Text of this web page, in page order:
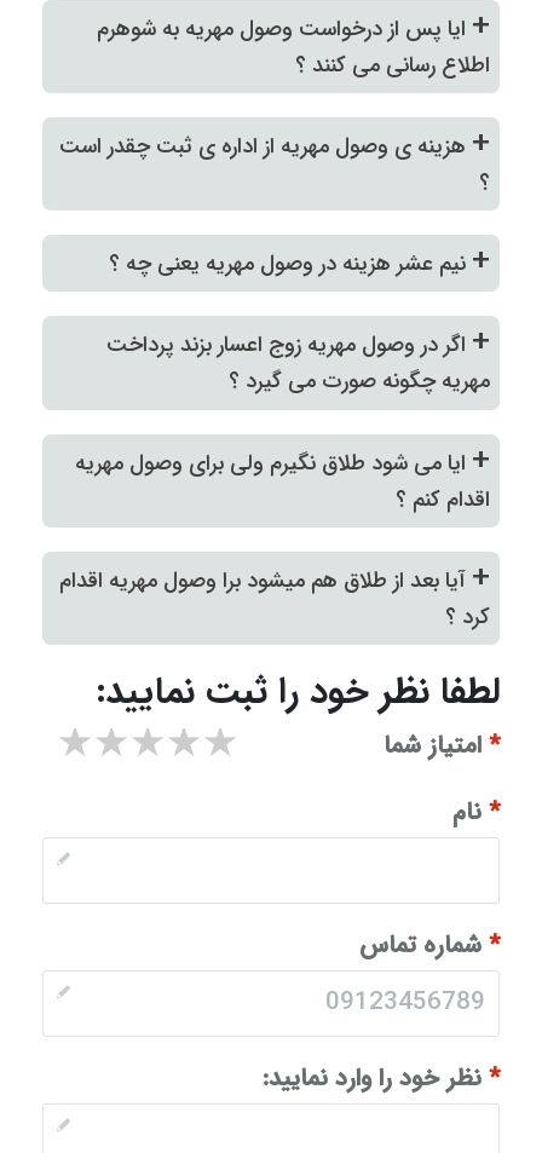
+ ایا پس از درخواست وصول مهریه به شوهرم
اطلاع رسانی می کنند ؟
+ هزینه ی وصول مهریه از اداره ی ثبت چقدر است
؟
+ نیم عشر هزینه در وصول مهریه یعنی چه ؟
+ اگر در وصول مهریه زوج اعسار بزند پرداخت
مهریه چگونه صورت می گیرد ؟
+ ایا می شود طلاق نگیرم ولی برای وصول مهریه
اقدام کنم ؟
+ آیا بعد از طلاق هم میشود برا وصول مهریه اقدام
کرد ؟
لطفا نظر خود را ثبت نمایید:
*امتیاز شما ۵ stars ۴ stars ۳ stars ۲ stars
*نام
*شماره تماس
*نظر خود را وارد نمایید: